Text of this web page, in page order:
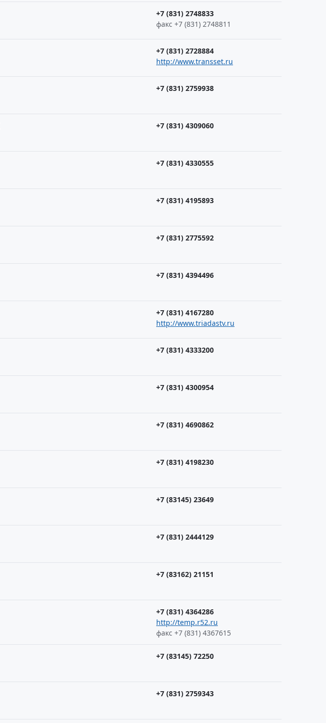
+7 (831) 2748833
факс +7 (831) 2748811
+7 (831) 2728884
http://www.transset.ru
+7 (831) 2759938
+7 (831) 4309060
+7 (831) 4330555
+7 (831) 4195893
+7 (831) 2775592
+7 (831) 4394496
+7 (831) 4167280
http://www.triadastv.ru
+7 (831) 4333200
+7 (831) 4300954
+7 (831) 4690862
+7 (831) 4198230
+7 (83145) 23649
+7 (831) 2444129
+7 (83162) 21151
+7 (831) 4364286
http://temp.r52.ru
факс +7 (831) 4367615
+7 (83145) 72250
+7 (831) 2759343